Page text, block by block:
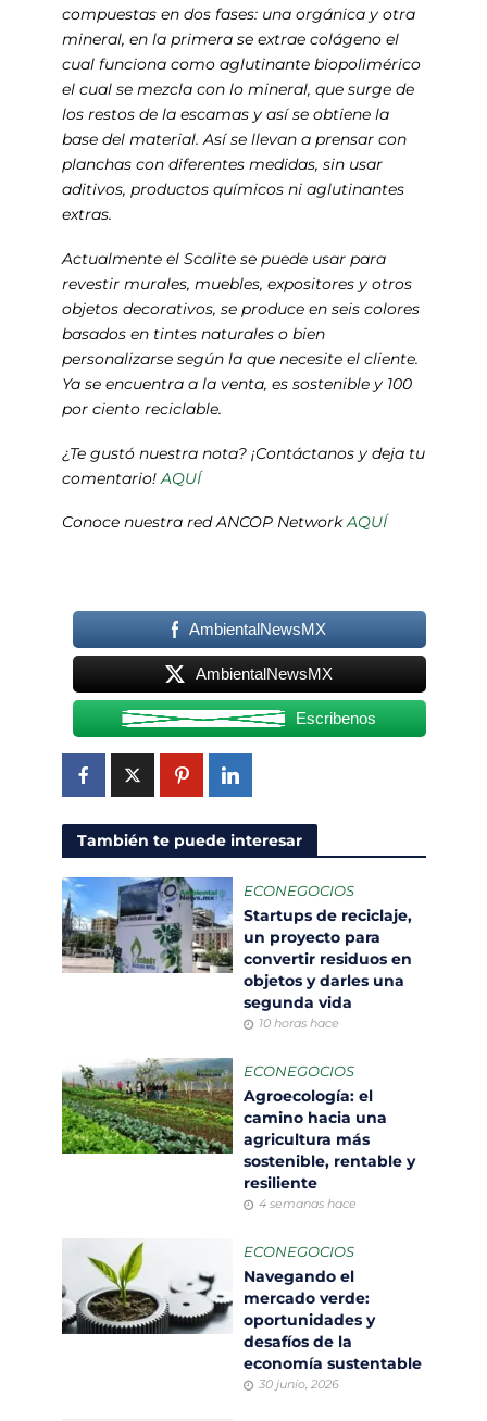
compuestas en dos fases: una orgánica y otra
mineral, en la primera se extrae colágeno el
cual funciona como aglutinante biopolimérico
el cual se mezcla con lo mineral, que surge de
los restos de la escamas y así se obtiene la
base del material. Así se llevan a prensar con
planchas con diferentes medidas, sin usar
aditivos, productos químicos ni aglutinantes
extras.
Actualmente el Scalite se puede usar para
revestir murales, muebles, expositores y otros
objetos decorativos, se produce en seis colores
basados en tintes naturales o bien
personalizarse según la que necesite el cliente.
Ya se encuentra a la venta, es sostenible y 100
por ciento reciclable.
¿Te gustó nuestra nota? ¡Contáctanos y deja tu
comentario! AQUÍ
Conoce nuestra red ANCOP NetworkAQUÍ
AmbientalNewsMX
AmbientalNewsMX
Escribenos
También te puede interesar
ECONEGOCIOS
Startups de reciclaje,
un proyecto para
convertir residuos en
objetos y darles una
segunda vida
10 horas hace
ECONEGOCIOS
Agroecología: el
camino hacia una
agricultura más
sostenible, rentable y
resiliente
4 semanas hace
ECONEGOCIOS
Navegando el
mercado verde:
oportunidades y
desafíos de la
economía sustentable
30 junio, 2026